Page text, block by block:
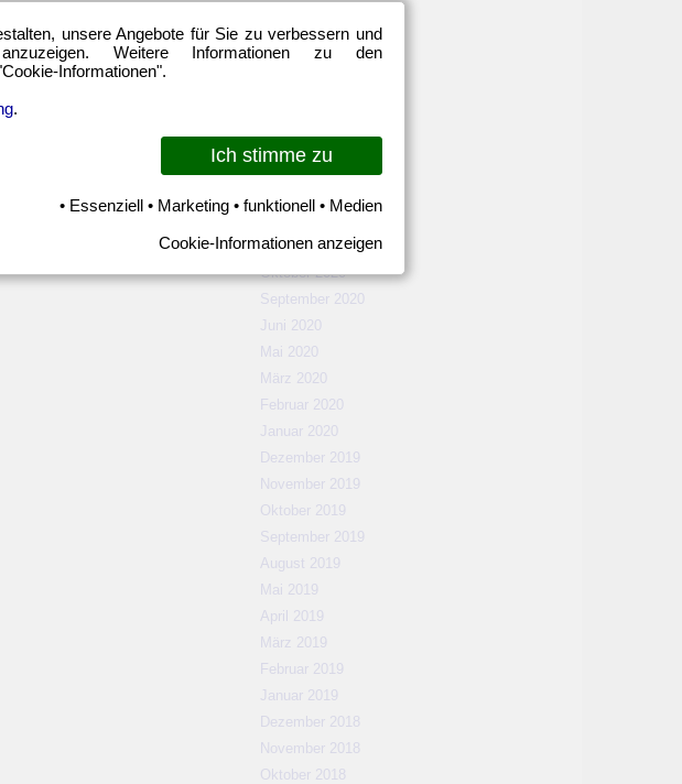
September 2021
August 2021
März 2021
Februar 2021
November 2020
Oktober 2020
September 2020
Juni 2020
Mai 2020
März 2020
Februar 2020
Januar 2020
Dezember 2019
November 2019
Oktober 2019
September 2019
August 2019
Mai 2019
April 2019
März 2019
Februar 2019
Januar 2019
Dezember 2018
November 2018
Oktober 2018
unsere Angebote für Sie zu verbessern und
Weitere Informationen zu den
Informationen".
.
Ich stimme zu
• Essenziell • Marketing • funktionell • Medien
Cookie-Informationen anzeigen